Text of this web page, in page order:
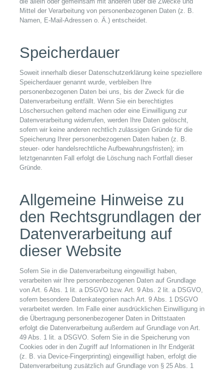
Mittel der Verarbeitung von personenbezogenen Daten (z. B.
Namen, E-Mail-Adressen o. Ä.) entscheidet.
Speicherdauer
Soweit innerhalb dieser Datenschutzerklärung keine speziellere
Speicherdauer genannt wurde, verbleiben Ihre
personenbezogenen Daten bei uns, bis der Zweck für die
Datenverarbeitung entfällt. Wenn Sie ein berechtigtes
Löschersuchen geltend machen oder eine Einwilligung zur
Datenverarbeitung widerrufen, werden Ihre Daten gelöscht,
sofern wir keine anderen rechtlich zulässigen Gründe für die
Speicherung Ihrer personenbezogenen Daten haben (z. B.
steuer- oder handelsrechtliche Aufbewahrungsfristen); im
letztgenannten Fall erfolgt die Löschung nach Fortfall dieser
Gründe.
Allgemeine Hinweise zu
den Rechtsgrundlagen der
Datenverarbeitung auf
dieser Website
Sofern Sie in die Datenverarbeitung eingewilligt haben,
verarbeiten wir Ihre personenbezogenen Daten auf Grundlage
von Art. 6 Abs. 1 lit. a DSGVO bzw. Art. 9 Abs. 2 lit. a DSGVO,
sofern besondere Datenkategorien nach Art. 9 Abs. 1 DSGVO
verarbeitet werden. Im Falle einer ausdrücklichen Einwilligung in
die Übertragung personenbezogener Daten in Drittstaaten
erfolgt die Datenverarbeitung außerdem auf Grundlage von Art.
49 Abs. 1 lit. a DSGVO. Sofern Sie in die Speicherung von
Cookies oder in den Zugriff auf Informationen in Ihr Endgerät
(z. B. via Device-Fingerprinting) eingewilligt haben, erfolgt die
Datenverarbeitung zusätzlich auf Grundlage von § 25 Abs. 1